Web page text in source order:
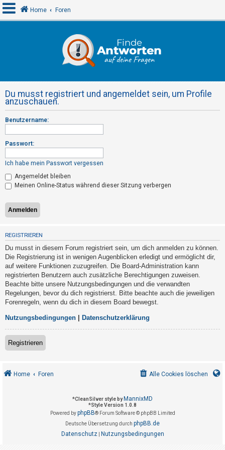
e
l
d
e
n
R
e
i
s
t
r
i
e
r
e
n
U
n
e
Home Foren
Du musst registriert und angemeldet sein, um Profile
anzuschauen.
Benutzername:
Passwort:
Ich habe mein Passwort vergessen
Angemeldet bleiben
Meinen Online-Status während dieser Sitzung verbergen
REGISTRIEREN
Du musst in diesem Forum registriert sein, um dich anmelden zu können.
Die Registrierung ist in wenigen Augenblicken erledigt und ermöglicht dir,
auf weitere Funktionen zuzugreifen. Die Board-Administration kann
registrierten Benutzern auch zusätzliche Berechtigungen zuweisen.
Beachte bitte unsere Nutzungsbedingungen und die verwandten
Regelungen, bevor du dich registrierst. Bitte beachte auch die jeweiligen
Forenregeln, wenn du dich in diesem Board bewegst.
Nutzungsbedingungen Datenschutzerklärung
Registrieren
Home Foren Alle Cookies löschen
*CleanSilver style by MannixMD
*Style Version 1.0.8
Powered byphpBB® Forum Software © phpBB Limited
Deutsche Übersetzung durch phpBB.de
Datenschutz| Nutzungsbedingungen